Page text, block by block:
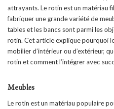
attrayants. Le rotin est un matériau
fabriquer une grande variété de
tables et les bancs sont parmi les
rotin. Cet article explique pourquoi
mobilier d’intérieur ou d’extérieur,
rotin et comment l’intégrer avec
Meubles
Le rotin est un matériau populaire